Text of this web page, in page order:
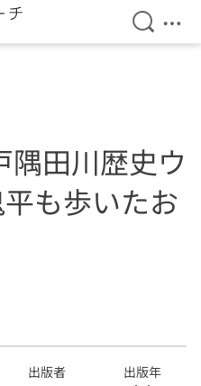
検索を
メ
隅田川歴史ウ
も歩いたお
出版者 出版年